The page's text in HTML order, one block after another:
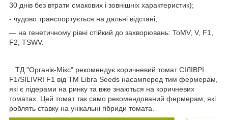
30 днів без втрати смакових і зовнішніх характеристик);
- чудово транспортується на дальні відстані;
— на генетичному рівні стійкий до захворювань: ToMV, V, F1,
F2, TSWV.
ТД "Органік-Мікс" рекомендує коричневий томат СІЛІВРІ
F1/SILIVRI F1 від ТМ Libra Seeds насамперед тим фермерам,
які є лідерами на ринку та вже знаються на коричневих
томатах. Цей томат так само рекомендований фермерам, які
роблять ставку на унікальні гібриди томата.